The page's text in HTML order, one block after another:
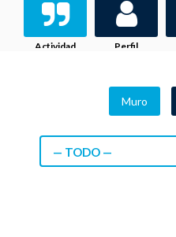
Actividad Perfil
Muro
— TODO —